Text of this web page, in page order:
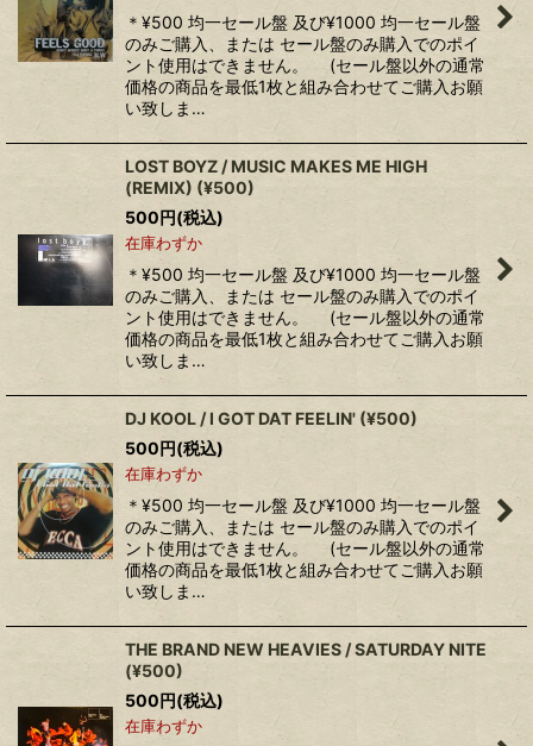
＊¥500 均一セール盤 及び¥1000 均一セール盤
のみご購入、または セール盤のみ購入でのポイ
ント使用はできません。 (セール盤以外の通常
価格の商品を最低1枚と組み合わせてご購入お願
い致しま…
LOST BOYZ / MUSIC MAKES ME HIGH
(REMIX) (¥500)
500円(税込)
在庫わずか
＊¥500 均一セール盤 及び¥1000 均一セール盤
のみご購入、または セール盤のみ購入でのポイ
ント使用はできません。 (セール盤以外の通常
価格の商品を最低1枚と組み合わせてご購入お願
い致しま…
DJ KOOL / I GOT DAT FEELIN' (¥500)
500円(税込)
在庫わずか
＊¥500 均一セール盤 及び¥1000 均一セール盤
のみご購入、または セール盤のみ購入でのポイ
ント使用はできません。 (セール盤以外の通常
価格の商品を最低1枚と組み合わせてご購入お願
い致しま…
THE BRAND NEW HEAVIES ‎/ SATURDAY NITE
(¥500)
500円(税込)
在庫わずか